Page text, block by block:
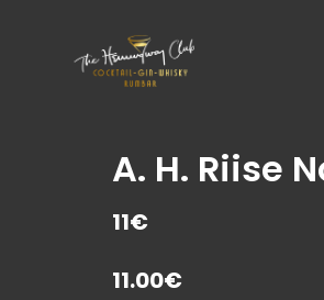
A. H. Riise
11€
11.00€